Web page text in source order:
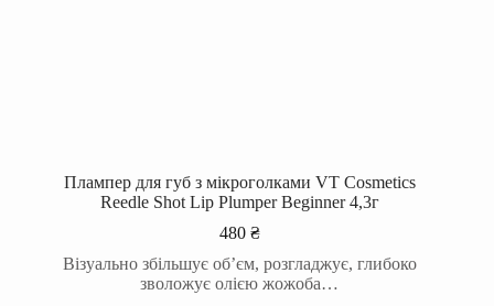
Плампер для губ з мікроголками VT Cosmetics
Reedle Shot Lip Plumper Beginner 4,3г
480 ₴
Візуально збільшує об’єм, розгладжує, глибоко
зволожує олією жожоба…